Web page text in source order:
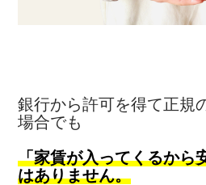
銀行から許可を得て正規
場合でも
「家賃が入ってくるから
はありません。